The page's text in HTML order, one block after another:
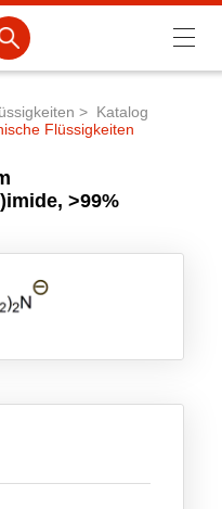
Katalog
Flüssigkeiten
>99%